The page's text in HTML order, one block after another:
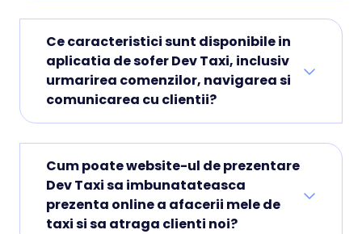
Ce caracteristici sunt disponibile in
aplicatia de sofer Dev Taxi, inclusiv
urmarirea comenzilor, navigarea si
comunicarea cu clientii?
Cum poate website-ul de prezentare
Dev Taxi sa imbunatateasca
prezenta online a afacerii mele de
taxi si sa atraga clienti noi?